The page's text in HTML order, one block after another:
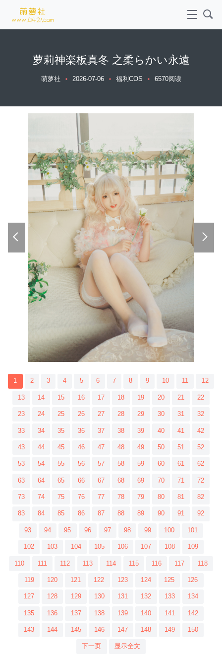
萝莉神楽板真冬 之柔らかい永遠
萌萝社 2026-07-06 福利COS 6570阅读
1 2 3 4 5 6 7 8 9 10 11 12
13 14 15 16 17 18 19 20 21 22
23 24 25 26 27 28 29 30 31 32
33 34 35 36 37 38 39 40 41 42
43 44 45 46 47 48 49 50 51 52
53 54 55 56 57 58 59 60 61 62
63 64 65 66 67 68 69 70 71 72
73 74 75 76 77 78 79 80 81 82
83 84 85 86 87 88 89 90 91 92
93 94 95 96 97 98 99 100 101
102 103 104 105 106 107 108 109
110 111 112 113 114 115 116 117 118
119 120 121 122 123 124 125 126
127 128 129 130 131 132 133 134
135 136 137 138 139 140 141 142
143 144 145 146 147 148 149 150
下一页 显示全文